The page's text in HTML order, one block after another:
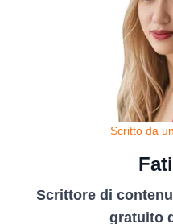
Scritto da
Scrittore di
gratuito